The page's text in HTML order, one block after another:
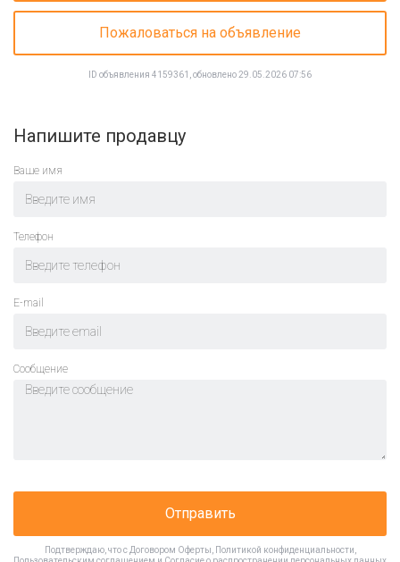
Пожаловаться на объявление
ID объявления 4159361, обновлено 29.05.2026 07:56
Напишите продавцу
Ваше имя
Телефон
E-mail
Cообщение
Отправить
Подтверждаю, что с Договором Оферты Политикой конфиденциальности